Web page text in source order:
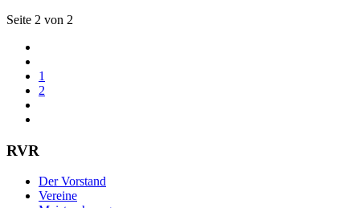
Seite 2 von 2
1
2
RVR
Der Vorstand
Vereine